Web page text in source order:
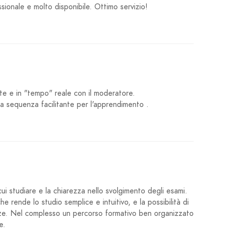
e molto disponibile. Ottimo servizio!
e in "tempo" reale con il moderatore.
sequenza facilitante per l'apprendimento .
studiare e la chiarezza nello svolgimento degli esami.
rende lo studio semplice e intuitivo, e la possibilità di
Nel complesso un percorso formativo ben organizzato